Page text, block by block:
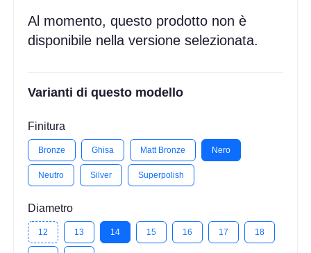
Al momento, questo prodotto non è
disponibile nella versione selezionata.
Varianti di questo modello
Finitura
Bronze Ghisa Matt Bronze Nero
Neutro Silver Superpolish
Diametro
12 13 14 15 16 17 18